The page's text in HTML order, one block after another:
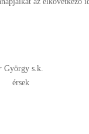
György s.k.
érsek